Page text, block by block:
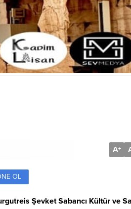
A+
OL
Şevket Sabancı Kültür ve